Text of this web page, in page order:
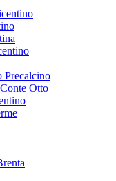
Precalcino
Otto